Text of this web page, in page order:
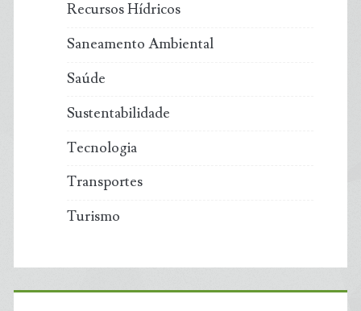
Recursos Hídricos
Saneamento Ambiental
Saúde
Sustentabilidade
Tecnologia
Transportes
Turismo